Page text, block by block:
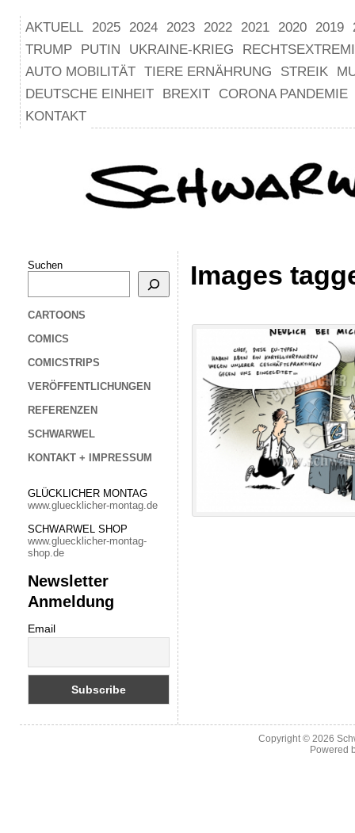
AKTUELL 2025 2024 2023 2022 2021 2020 2019
TRUMP
PUTIN UKRAINE-KRIEG
AUTO MOBILITÄT TIERE ERNÄHRUNG STREIK
DEUTSCHE EINHEIT
BREXIT
CORONA PANDEMIE
KONTAKT
Suchen
CARTOONS
COMICS
COMICSTRIPS
VERÖFFENTLICHUNGEN
REFERENZEN
SCHWARWEL
KONTAKT + IMPRESSUM
GLÜCKLICHER MONTAG
www.gluecklicher-montag.de
SCHWARWEL SHOP
www.gluecklicher-montag-
shop.de
Newsletter
Anmeldung
Email
Images
Copyright © 2026
Powered